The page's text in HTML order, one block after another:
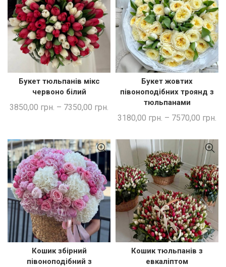
ШВИДКА ПОКУПКА
Букет тюльпанів мікс
червоно білий
3850,00 грн. – 7350,00 грн.
ШВИДКА ПОКУПКА
Букет жовтих
півоноподібних троянд з
тюльпанами
3180,00 грн. – 7570,00 грн.
ШВИДКА ПОКУПКА
Кошик збірний
півоноподібний з
ШВИДКА ПОКУПКА
Кошик тюльпанів з
евкаліптом